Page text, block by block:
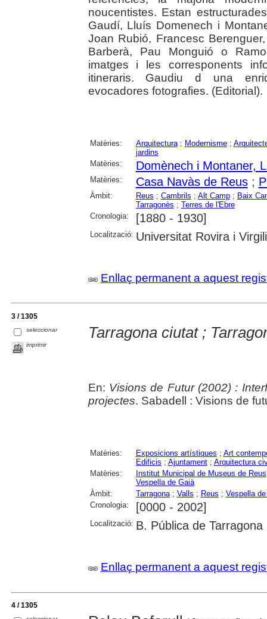
noucentistes. Estan
Gaudí, Lluís Domenech i
Joan Rubió, Francesc
Barberà, Pau Monguió o
imatges i les corresponents
itineraris. Gaudiu d una
evocadores fotografies. (Editorial).
Matèries: Arquitectura; Modernisme;
jardins
Matèries:
Domènech i Montaner,
Matèries: Casa Navàs de Reus;
Àmbit: Reus ; Cambrils ; Alt Camp; Baix
Tarragonès ; Terres de l'Ebre
Cronologia:
[1880 - 1930]
Localització: Universitat Rovira i
Enllaç permanent a aquest
3 / 1305
seleccionar
imprimir
Tarragona ciutat ;
En: Visions de Futur (2002) :
projectes. Sabadell : Visions de
Matèries: Exposicions artístiques ; Art
Edificis ; Ajuntament; Arquitectura
Matèries:
Institut Municipal de Museus de Reus
Vespella de Gaià
Àmbit:
Tarragona; Valls ; Reus ; Vespella
Cronologia:
[0000 - 2002]
Localització: B. Pública de Tarragona
Enllaç permanent a aquest
4 / 1305